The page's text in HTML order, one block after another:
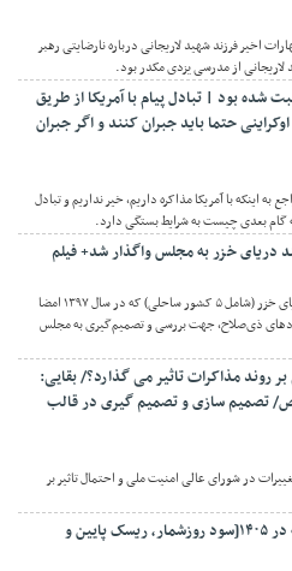
اخیر فرزند شهید لاریجانی درباره نارضایتی رهبر
از مدرسی یزدی مکدر بود.
شده بود | تبادل پیام با آمریکا از طریق
حتما باید جبران کنند و اگر جبران
اینکه با آمریکا مذاکره داریم، خیر نداریم و تبادل
گام بعدی چیست به شرایط بستگی دارد.
دریای خزر به مجلس واگذار شد+ فیلم
اقتصادنیوز: بقایی گفت: سند بین‌المللی دریای خزر (شامل ۵ کشور ساحلی) که در سال ۱۳۹۷ امضا
ذی‌صلاح، جهت بررسی و تصمیم‌گیری به مجلس
روند مذاکرات تاثیر می گذارد؟/ بقایی:
تصمیم سازی و تصمیم گیری در قالب
در شورای عالی امنیت ملی و احتمال تاثیر بر
بهترین سرمایه گذاری با سود روزانه در ۱۴۰۵[سود روزشمار، ریسک پایین و